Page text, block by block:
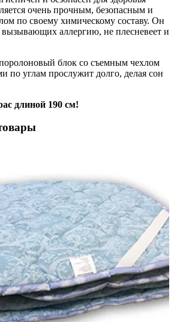
очень прочным, безопасным и
по своему химическому составу. Он
аллергию, не плесневеет и
блок со съемным чехлом
по углам прослужит долго, делая сон
длиной 190 см!